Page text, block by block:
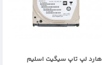
هارد لپ تاپ سیگیت اسلیم